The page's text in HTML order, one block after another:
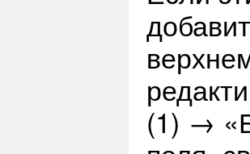
(1) →